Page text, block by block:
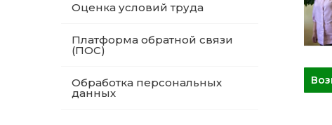
Оценка условий труда
Платформа обратной связи
(ПОС)
Обработка персональных
данных